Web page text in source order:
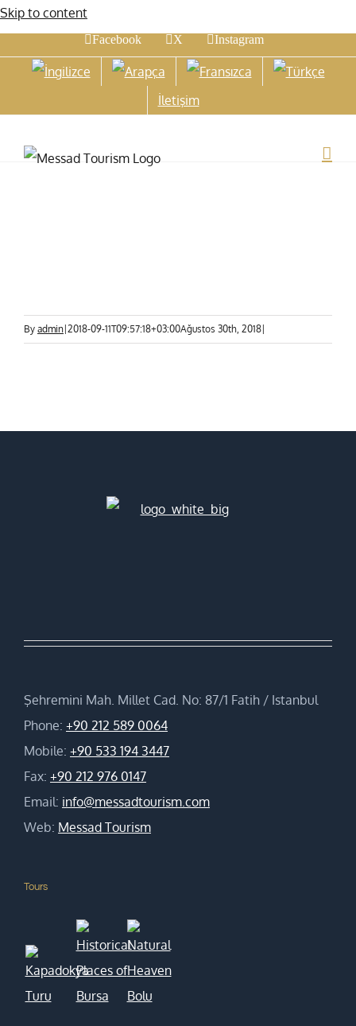
Skip to content
Facebook X Instagram
İletişim
By admin 2018-09-11T09:57:18+03:00Ağustos 30th, 2018
Şehremini Mah. Millet Cad. No: 87/1 Fatih / Istanbul
Phone: +90 212 589 0064
Mobile: +90 533 194 3447
Fax: +90 212 976 0147
Email: info@messadtourism.com
Web: Messad Tourism
Tours